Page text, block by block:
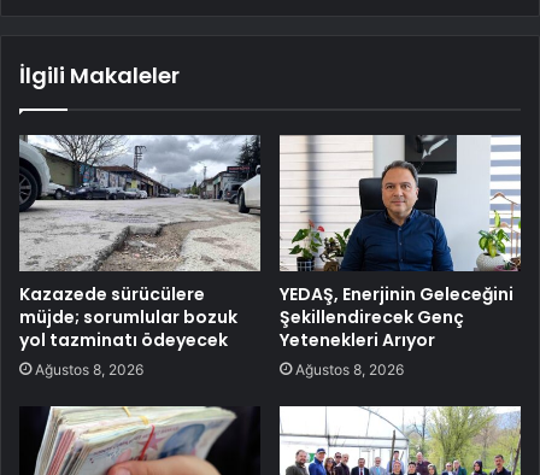
İlgili Makaleler
Kazazede sürücülere
müjde; sorumlular bozuk
yol tazminatı ödeyecek
Ağustos 8, 2026
YEDAŞ, Enerjinin Geleceğini
Şekillendirecek Genç
Yetenekleri Arıyor
Ağustos 8, 2026